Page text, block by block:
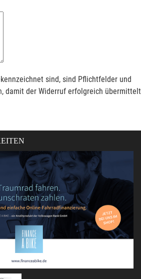
sind, sind Pflichtfelder und
damit der Widerruf erfolgreich übermittelt